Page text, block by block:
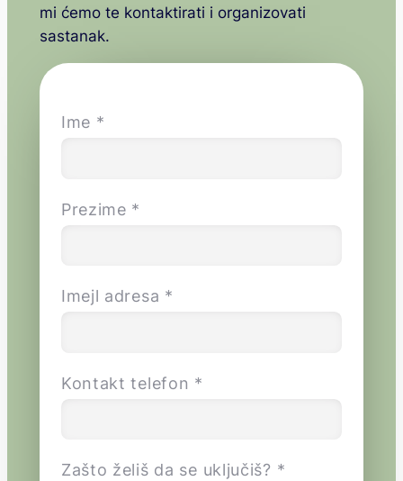
mi ćemo te kontaktirati i organizovati
sastanak.
Ime *
Prezime *
Imejl adresa *
Kontakt telefon *
Zašto želiš da se uključiš? *